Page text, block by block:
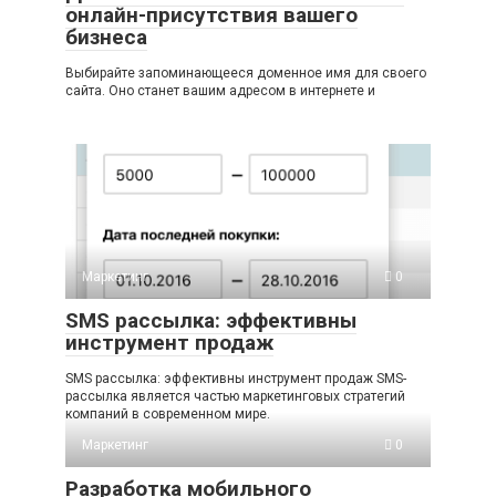
онлайн-присутствия вашего
бизнеса
Выбирайте запоминающееся доменное имя для своего
сайта. Оно станет вашим адресом в интернете и
Маркетинг 0
SMS рассылка: эффективны
инструмент продаж
SMS рассылка: эффективны инструмент продаж SMS-
рассылка является частью маркетинговых стратегий
компаний в современном мире.
Маркетинг
0
Разработка мобильного